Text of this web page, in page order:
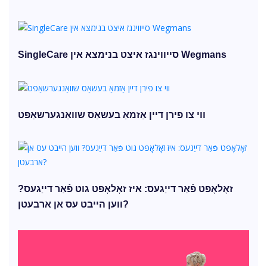
SingleCare סייווינגז איצט בנימצא אין Wegmans
ווי צו פירן דיין אַזמאַ בעשאַס שוואַנגערשאַפט
זאָלאָפט פֿאַר דייַגעס: איז זאָלאָפט גוט פֿאַר דייַגעס?
ווען הייבט עס אן ארבעטן?